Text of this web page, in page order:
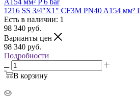
1216 SS 3/4"X1" CF3M PN40 A154 мм²
Есть в наличии: 1
98 340 руб.
Варианты цен
98 340 руб.
Подробности
В корзину